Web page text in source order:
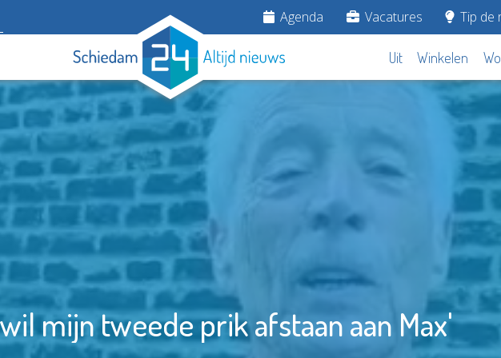
Agenda Vacatures Tip de
Uit Winkelen
mijn tweede prik afstaan aan Max'